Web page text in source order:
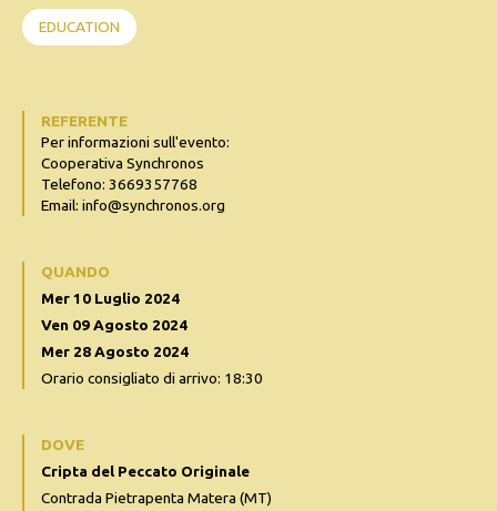
EDUCATION
REFERENTE
Per informazioni sull'evento:
Cooperativa Synchronos
Telefono: 3669357768
Email: info@synchronos.org
QUANDO
Mer 10 Luglio 2024
Ven 09 Agosto 2024
Mer 28 Agosto 2024
Orario consigliato di arrivo: 18:30
DOVE
Cripta del Peccato Originale
Contrada Pietrapenta Matera (MT)